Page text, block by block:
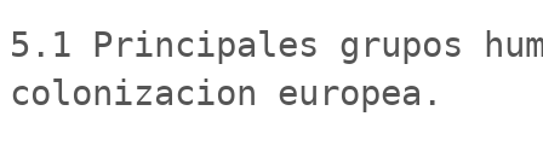
5.1 Principales grupos
colonizacion europea.